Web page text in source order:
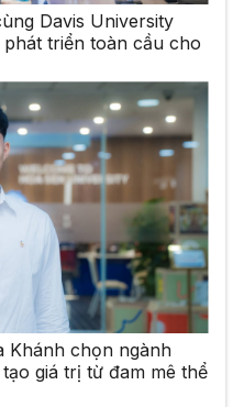
Davis University
triển toàn cầu cho
Khánh chọn ngành
giá trị từ đam mê thể